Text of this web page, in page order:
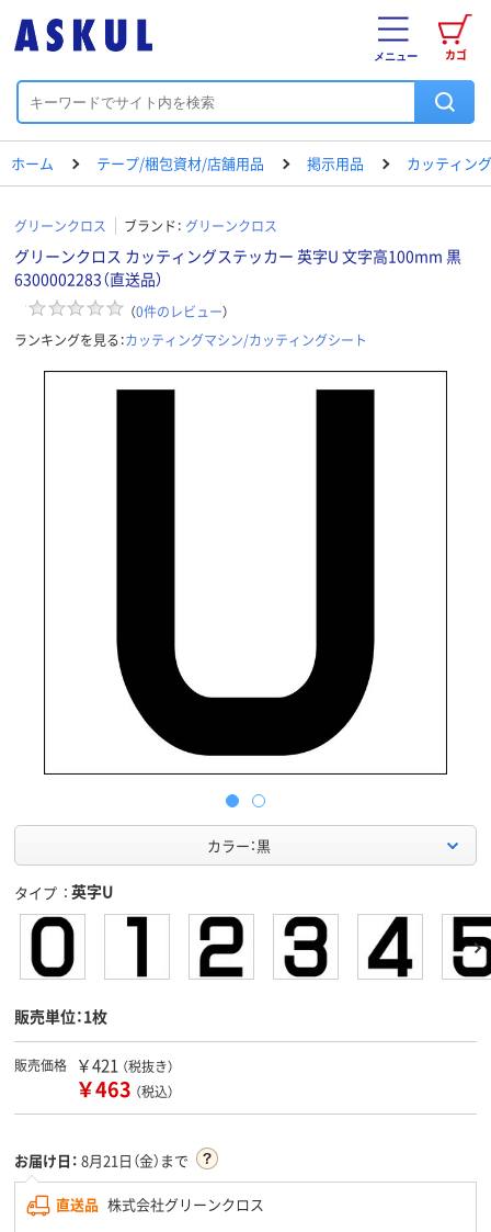
カゴ
メニュー
ホーム テープ/梱包資材/店舗用品 掲示用品 カッティン
グリーンクロス ブランド： グリーンクロス
グリーンクロス カッティングステッカー 英字U 文字高100mm 黒
6300002283（直送品）
（0件のレビュー）
ランキングを見る：カッティングマシン/カッティングシート
カラー：黒
タイプ 英字U
販売単位：1枚
販売価格 ￥421 （税抜き）
￥463 （税込）
お届け日： 8月21日（金）まで
直送品 株式会社グリーンクロス